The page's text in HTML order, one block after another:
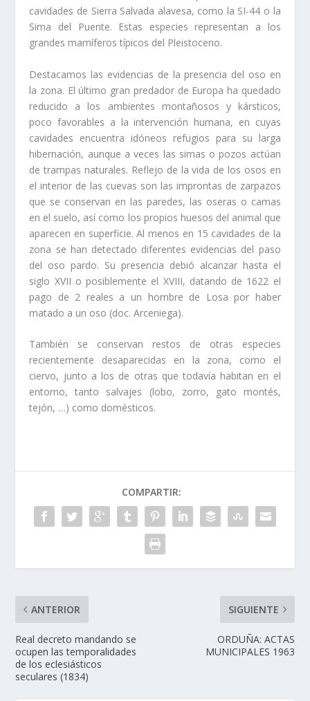
cavidades de Sierra Salvada alavesa, como la SI-44 o la
Sima del Puente. Estas especies representan a los
grandes mamí­feros tí­picos del Pleistoceno.
Destacamos las evidencias de la presencia del oso en
la zona. El último gran predador de Europa ha quedado
reducido a los ambientes montañosos y kársticos,
poco favorables a la intervención humana, en cuyas
cavidades encuentra idóneos refugios para su larga
hibernación, aunque a veces las simas o pozos actúan
de trampas naturales. Reflejo de la vida de los osos en
el interior de las cuevas son las improntas de zarpazos
que se conservan en las paredes, las oseras o camas
en el suelo, así­ como los propios huesos del animal que
aparecen en superficie. Al menos en 15 cavidades de la
zona se han detectado diferentes evidencias del paso
del oso pardo. Su presencia debió alcanzar hasta el
siglo XVII o posiblemente el XVIII, datando de 1622 el
pago de 2 reales a un hombre de Losa por haber
matado a un oso (doc. Arceniega).
También se conservan restos de otras especies
recientemente desaparecidas en la zona, como el
ciervo, junto a los de otras que todaví­a habitan en el
entorno, tanto salvajes (lobo, zorro, gato montés,
tejón, …) como domésticos.
COMPARTIR:
ANTERIOR
Real decreto mandando se
ocupen las temporalidades
de los eclesiásticos
seculares (1834)
SIGUIENTE
ORDUÑA: ACTAS
MUNICIPALES 1963